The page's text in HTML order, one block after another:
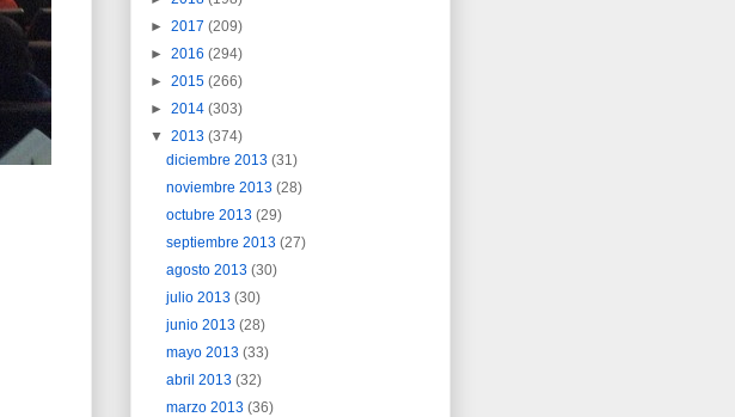
► 2017 (209)
► 2016 (294)
► 2015 (266)
► 2014 (303)
▼ 2013 (374)
diciembre 2013(31)
noviembre 2013(28)
octubre 2013(29)
septiembre 2013(27)
agosto 2013(30)
julio 2013(30)
junio 2013(28)
mayo 2013(33)
abril 2013(32)
marzo 2013(36)